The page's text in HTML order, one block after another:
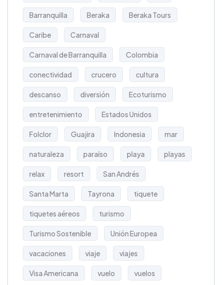
Barranquilla Beraka Beraka Tours
Caribe Carnaval
Carnaval de Barranquilla Colombia
conectividad crucero cultura
descanso diversión Ecoturismo
entretenimiento Estados Unidos
Folclor Guajira Indonesia mar
naturaleza paraíso playa playas
relax resort San Andrés
Santa Marta Tayrona tiquete
tiquetes aéreos turismo
Turismo Sostenible Unión Europea
vacaciones viaje viajes
Visa Americana vuelo vuelos